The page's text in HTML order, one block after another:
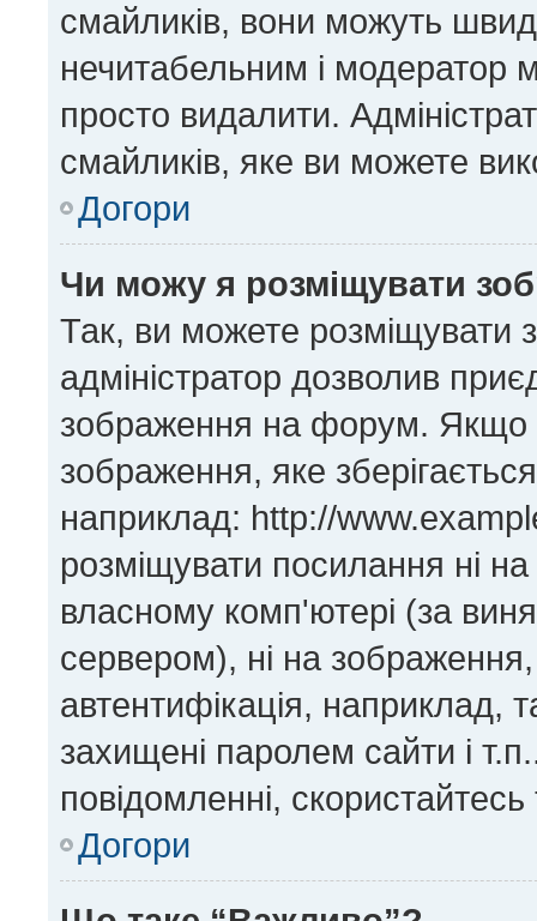
смайликів, вони можуть
нечитабельним і модератор
просто видалити.
смайликів, яке ви можете
Догори
Чи можу я розміщувати
Так, ви можете розміщувати
адміністратор дозволив
зображення на форум. Якщо
зображення, яке
наприклад: http://
розміщувати посилання ні
власному комп'ютері (за
сервером), ні на
автентифікація, наприклад,
захищені паролем сайти і
повідомленні,
Догори